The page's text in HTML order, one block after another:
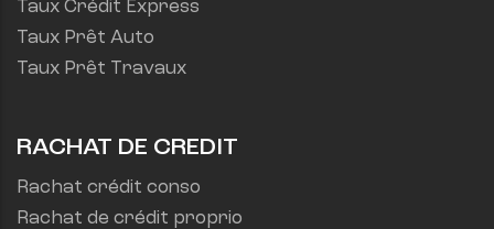
Taux Crédit Express
Taux Prêt Auto
Taux Prêt Travaux
RACHAT DE CREDIT
Rachat crédit conso
Rachat de crédit proprio